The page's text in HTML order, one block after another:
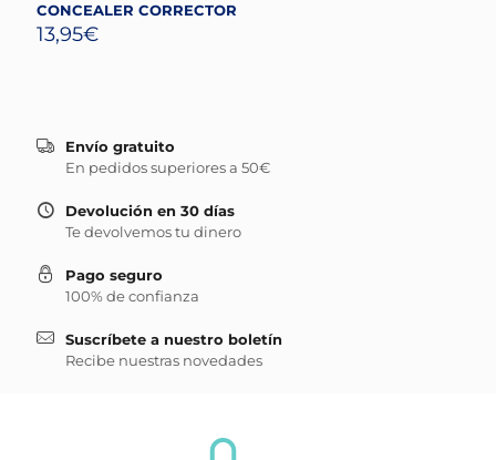
CONCEALER CORRECTOR
13,95€
Envío gratuito
En pedidos superiores a 50€
Devolución en 30 días
Te devolvemos tu dinero
Pago seguro
100% de confianza
Suscríbete a nuestro boletín
Recibe nuestras novedades